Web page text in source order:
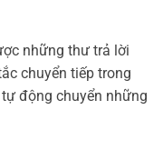
những thư trả lời
chuyển tiếp trong
động chuyển những